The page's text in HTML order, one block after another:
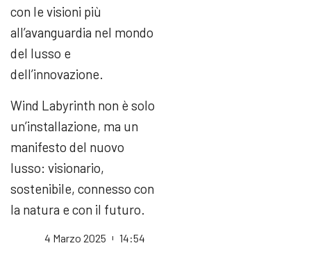
con le visioni più
all’avanguardia nel mondo
del lusso e
dell’innovazione.
Wind Labyrinth non è solo
un’installazione, ma un
manifesto del nuovo
lusso: visionario,
sostenibile, connesso con
la natura e con il futuro.
4 Marzo 2025 14:54